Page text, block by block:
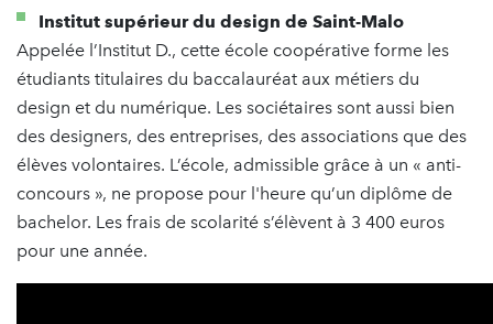
Institut supérieur du design de Saint-Malo
Appelée l’Institut D., cette école coopérative forme les
étudiants titulaires du baccalauréat aux métiers du
design et du numérique. Les sociétaires sont aussi bien
des designers, des entreprises, des associations que des
élèves volontaires. L’école, admissible grâce à un « anti-
concours », ne propose pour l'heure qu’un diplôme de
bachelor. Les frais de scolarité s’élèvent à 3 400 euros
pour une année.